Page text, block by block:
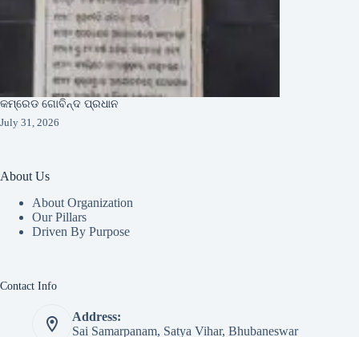
କମ୍ରେଡ ଗୋବିନ୍ଦ ପ୍ରଧାନ
July 31, 2026
About Us
About Organization
Our Pillars
Driven By Purpose​
Contact Info
Address:
Sai Samarpanam, Satya Vihar, Bhubaneswar